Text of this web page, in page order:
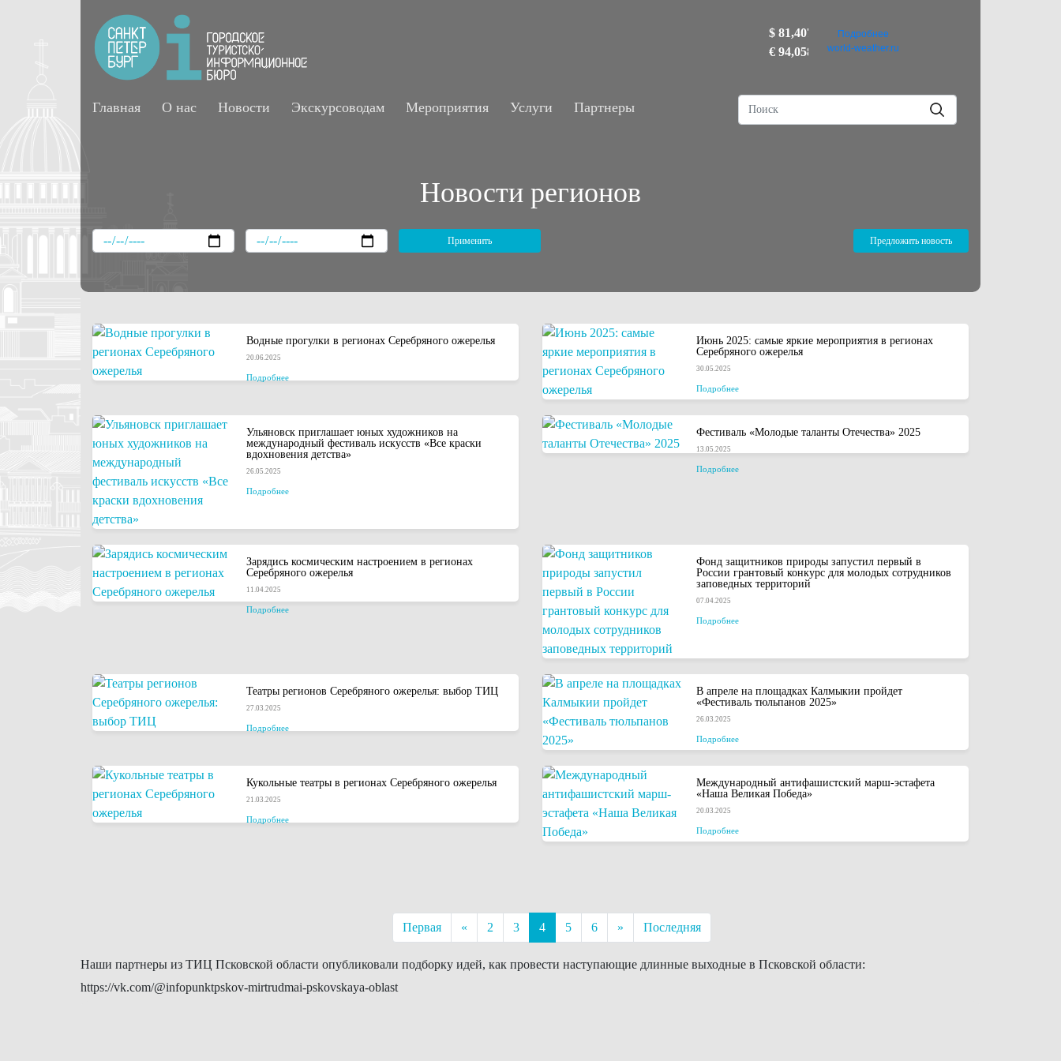
$ 81,4077
€ 94,0585
Подробнее
world-weather.ru
Главная О нас Новости Экскурсоводам Мероприятия Услуги Партнеры
Новости регионов
Предложить новость
Водные прогулки в регионах Серебряного ожерелья
20.06.2025
Подробнее
Июнь 2025: самые яркие мероприятия в регионах
Серебряного ожерелья
30.05.2025
Подробнее
Ульяновск приглашает юных художников на
международный фестиваль искусств «Все краски
вдохновения детства»
26.05.2025
Подробнее
Фестиваль «Молодые таланты Отечества» 2025
13.05.2025
Подробнее
Зарядись космическим настроением в регионах
Серебряного ожерелья
11.04.2025
Подробнее
Фонд защитников природы запустил первый в
России грантовый конкурс для молодых сотрудников
заповедных территорий
07.04.2025
Подробнее
Театры регионов Серебряного ожерелья: выбор ТИЦ
27.03.2025
Подробнее
В апреле на площадках Калмыкии пройдет
«Фестиваль тюльпанов 2025»
26.03.2025
Подробнее
Кукольные театры в регионах Серебряного ожерелья
21.03.2025
Подробнее
Международный антифашистский марш-эстафета
«Наша Великая Победа»
20.03.2025
Подробнее
Первая « 2 3 4 5 6 » Последняя
Наши партнеры из ТИЦ Псковской области опубликовали подборку идей, как провести наступающие длинные выходные в Псковской области:
https://vk.com/@infopunktpskov-mirtrudmai-pskovskaya-oblast